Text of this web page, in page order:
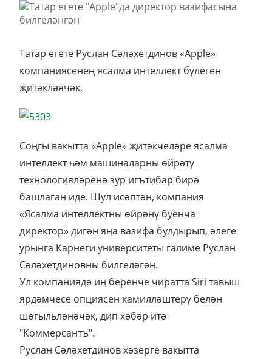
Татар егете Руслан Сәләхетдинов «Apple»
компаниясенең ясалма интеллект бүлеген
җитәкләячәк.
Соңгы вакытта «Apple» җитәкчеләре ясалма
интеллект һәм машиналарны өйрәтү
технологияләренә зур игътибар бирә
башлаган иде. Шул исәптән, компания
«Ясалма интеллектны өйрәнү буенча
директор» дигән яңа вазифа булдырып, әлеге
урынга Карнеги университеты галиме Руслан
Сәләхетдиновны билгеләгән.
Ул компаниядә иң беренче чиратта Siri тавыш
ярдәмчесе опциясен камилләштерү белән
шөгыльләнәчәк, дип хәбәр итә
"Коммерсантъ".
Руслан Сәләхетдинов хәзерге вакытта